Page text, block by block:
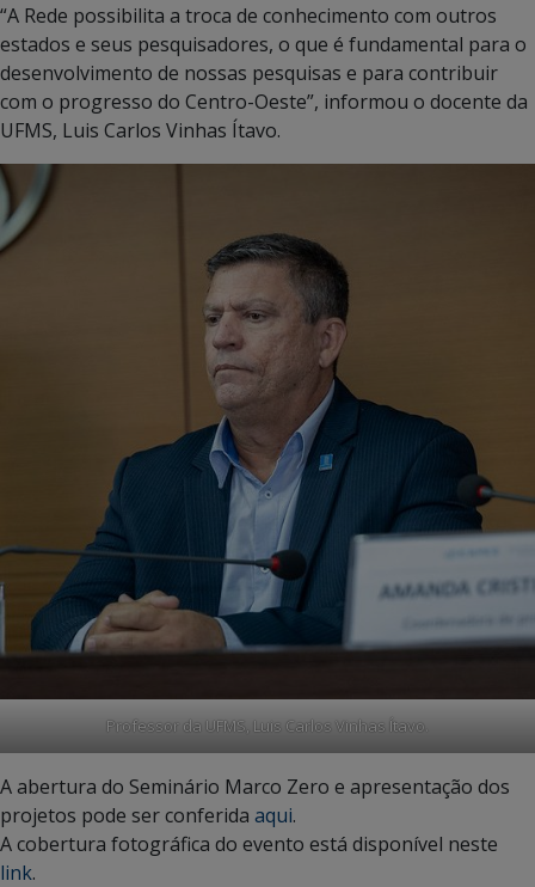
“A Rede possibilita a troca de conhecimento com outros
estados e seus pesquisadores, o que é fundamental para o
desenvolvimento de nossas pesquisas e para contribuir
com o progresso do Centro-Oeste”, informou o docente da
UFMS, Luis Carlos Vinhas Ítavo.
Professor da UFMS, Luis Carlos Vinhas Ítavo.
A abertura do Seminário Marco Zero e apresentação dos
projetos pode ser conferida aqui.
A cobertura fotográfica do evento está disponível neste
link.